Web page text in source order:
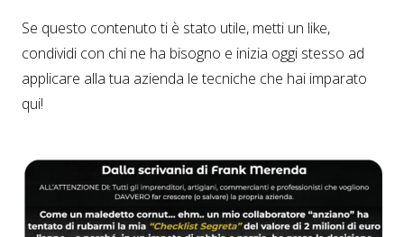
Se questo contenuto ti è stato utile, metti un like,
condividi con chi ne ha bisogno e inizia oggi stesso ad
applicare alla tua azienda le tecniche che hai imparato
qui!